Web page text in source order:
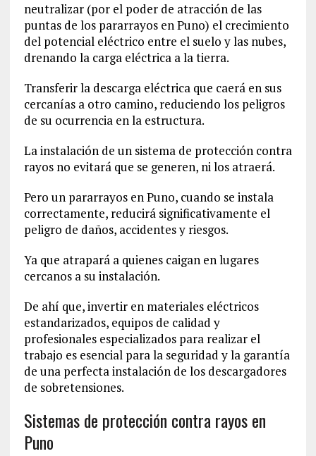
neutralizar (por el poder de atracción de las
puntas de los pararrayos en Puno) el crecimiento
del potencial eléctrico entre el suelo y las nubes,
drenando la carga eléctrica a la tierra.
Transferir la descarga eléctrica que caerá en sus
cercanías a otro camino, reduciendo los peligros
de su ocurrencia en la estructura.
La instalación de un sistema de protección contra
rayos no evitará que se generen, ni los atraerá.
Pero un pararrayos en Puno, cuando se instala
correctamente, reducirá significativamente el
peligro de daños, accidentes y riesgos.
Ya que atrapará a quienes caigan en lugares
cercanos a su instalación.
De ahí que, invertir en materiales eléctricos
estandarizados, equipos de calidad y
profesionales especializados para realizar el
trabajo es esencial para la seguridad y la garantía
de una perfecta instalación de los descargadores
de sobretensiones.
Sistemas de protección contra rayos en
Puno